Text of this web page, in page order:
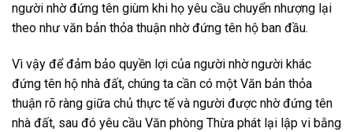
người nhờ đứng tên giùm khi họ yêu cầu chuyển nhượng lại
theo như văn bản thỏa thuận nhờ đứng tên hộ ban đầu.
Vì vậy để đảm bảo quyền lợi của người nhờ người khác
đứng tên hộ nhà đất, chúng ta cần có một Văn bản thỏa
thuận rõ ràng giữa chủ thực tế và người được nhờ đứng tên
nhà đất, sau đó yêu cầu Văn phòng Thừa phát lại lập vi bằng